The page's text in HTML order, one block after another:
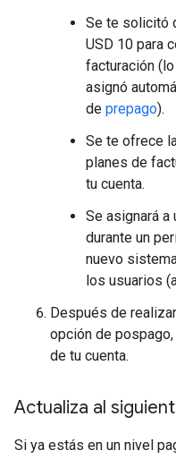
Se te solicitó
USD 10 para
facturación
asignó
de prepago).
Se te ofrece
planes de
tu cuenta.
Se asignará a
durante un
nuevo
los usuarios
Después de
opción de
de tu cuenta.
Actualiza al
Si ya estás en un nivel